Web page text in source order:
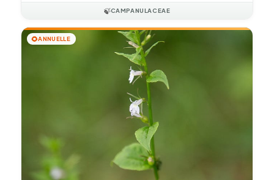
🍃CAMPANULACEAE
🌻ANNUELLE